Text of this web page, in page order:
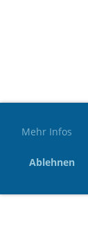
Mehr Infos
Ablehnen